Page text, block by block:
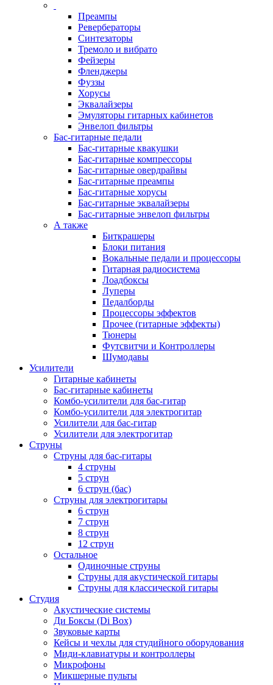
Преампы
Ревербераторы
Синтезаторы
Тремоло и вибрато
Фейзеры
Фленджеры
Фуззы
Хорусы
Эквалайзеры
Эмуляторы гитарных кабинетов
Энвелоп фильтры
Бас-гитарные педали
Бас-гитарные квакушки
Бас-гитарные компрессоры
Бас-гитарные овердрайвы
Бас-гитарные преампы
Бас-гитарные хорусы
Бас-гитарные эквалайзеры
Бас-гитарные энвелоп фильтры
А также
Биткрашеры
Блоки питания
Вокальные педали и процессоры
Гитарная радиосистема
Лоадбоксы
Луперы
Педалборды
Процессоры эффектов
Прочее (гитарные эффекты)
Тюнеры
Футсвитчи и Контроллеры
Шумодавы
Усилители
Гитарные кабинеты
Бас-гитарные кабинеты
Комбо-усилители для бас-гитар
Комбо-усилители для электрогитар
Усилители для бас-гитар
Усилители для электрогитар
Струны
Струны для бас-гитары
4 струны
5 струн
6 струн (бас)
Струны для электрогитары
6 струн
7 струн
8 струн
12 струн
Остальное
Одиночные струны
Струны для акустической гитары
Струны для классической гитары
Студия
Акустические системы
Ди Боксы (Di Box)
Звуковые карты
Кейсы и чехлы для студийного оборудования
Миди-клавиатуры и контроллеры
Микрофоны
Микшерные пульты